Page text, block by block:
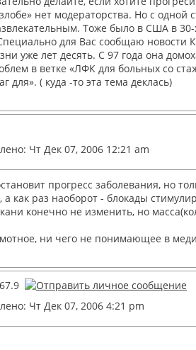
нет модераторства. Но с
Тоже было в США в
для Вас сообщаю новости
уже лет десять. С 97 года она
в ветке «ЛФК для больных со
для». ( куда -то эта тема деклась)
Чт Дек 07, 2006 12:21 am
прогресс заболевания, но
как раз наоборот - блокады
конечно не изменить, но
ни чего не понимающее в
Чт Дек 07, 2006 4:21 pm